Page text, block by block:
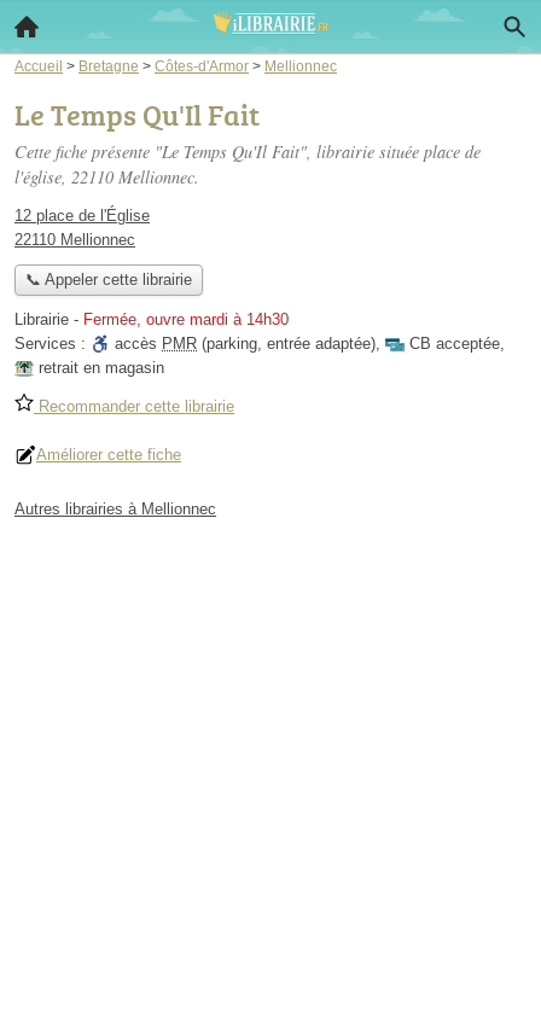
Accueil > Bretagne > Côtes-d'Armor > Mellionnec
Le Temps Qu'Il Fait
Cette fiche présente "Le Temps Qu'Il Fait", librairie située place de
l'église, 22110 Mellionnec.
12 place de l'Église
22110 Mellionnec
📞 Appeler cette librairie
Librairie - Fermée, ouvre mardi à 14h30
Services :
accès PMR (parking, entrée adaptée), CB acceptée,
retrait en magasin
Recommander cette librairie
Améliorer cette fiche
Autres librairies à Mellionnec